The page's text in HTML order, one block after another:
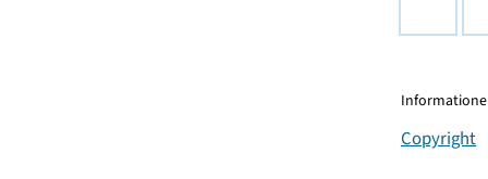
Copyright